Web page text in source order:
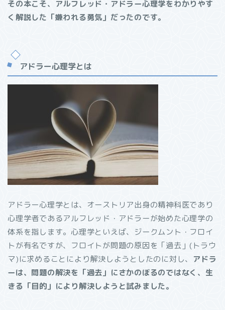
その本こそ、アルフレッド・アドラー心理学をわかりやす
く解説した「嫌われる勇気」だったのです。
アドラー心理学とは
アドラー心理学とは、オーストリア出身の精神科医であり
心理学者であるアルフレッド・アドラーが始めた心理学の
体系を指します。心理学といえば、ジークムント・フロイ
トが有名ですが、フロイトが問題の原因を「過去」(トラウ
マ)に求めることにより解決しようとしたのに対し、 アドラ
ーは、問題の解決を「過去」にさかのぼるのではなく、生
きる「目的」により解決しようと試みました。